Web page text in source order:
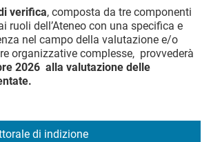
verifica, composta da tre componenti
ruoli dell’Ateneo con una specifica e
nel campo della valutazione e/o
organizzative complesse, provvederà
2026 alla valutazione delle
di indizione